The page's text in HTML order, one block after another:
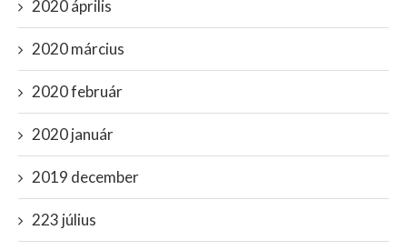
2020 április
2020 március
2020 február
2020 január
2019 december
223 július